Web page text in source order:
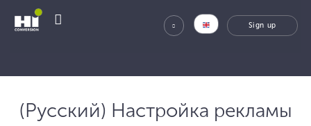
(Русский) Настройка рекламы